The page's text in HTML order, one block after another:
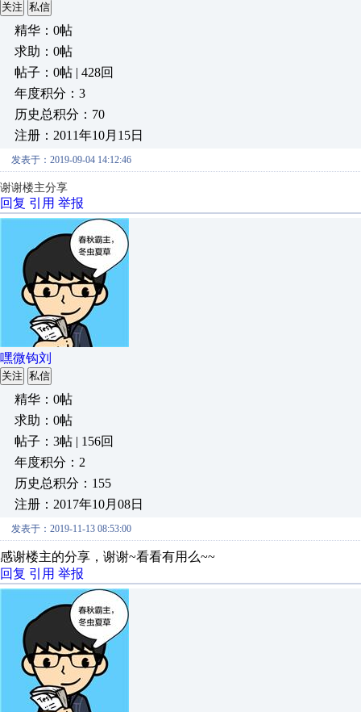
关注 私信
精华：0帖
求助：0帖
帖子：0帖 | 428回
年度积分：3
历史总积分：70
注册：2011年10月15日
发表于：2019-09-04 14:12:46
谢谢楼主分享
回复 引用 举报
嘿微钩刘
关注 私信
精华：0帖
求助：0帖
帖子：3帖 | 156回
年度积分：2
历史总积分：155
注册：2017年10月08日
发表于：2019-11-13 08:53:00
感谢楼主的分享，谢谢~看看有用么~~
回复 引用 举报